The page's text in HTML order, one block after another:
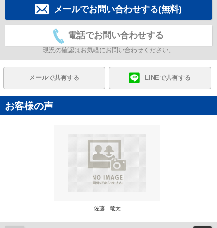
メールでお問い合わせする(無料)
電話でお問い合わせする
現況の確認はお気軽にお問い合わせください。
メールで共有する LINEで共有する
お客様の声
佐藤 竜太